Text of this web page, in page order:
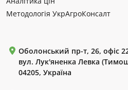
Методологія УкрАгроКонсалт
Оболонський пр-т, 26, офіс
вул. Лук'яненка Левка
04205, Україна